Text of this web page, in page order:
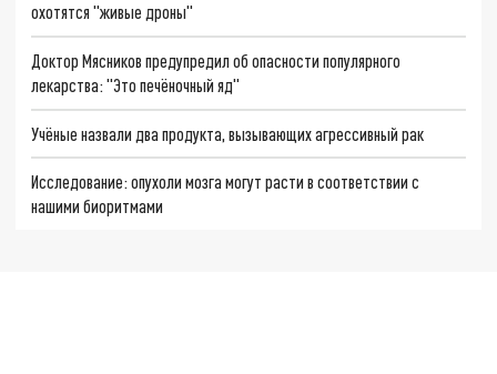
охотятся "живые дроны"
Доктор Мясников предупредил об опасности популярного
лекарства: "Это печёночный яд"
Учёные назвали два продукта, вызывающих агрессивный рак
Исследование: опухоли мозга могут расти в соответствии с
нашими биоритмами